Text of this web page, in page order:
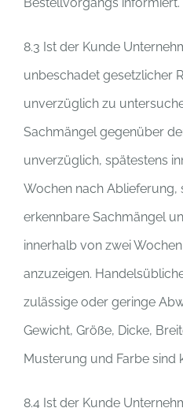
8.3 Ist der Kunde
unbeschadet gesetzlicher
unverzüglich zu
Sachmängel gegenüber
unverzüglich, spätestens
Wochen nach Ablieferung,
erkennbare Sachmängel
innerhalb von zwei
anzuzeigen.
zulässige oder geringe
Gewicht, Größe, Dicke,
Musterung und Farbe sind
8.4 Ist der Kunde